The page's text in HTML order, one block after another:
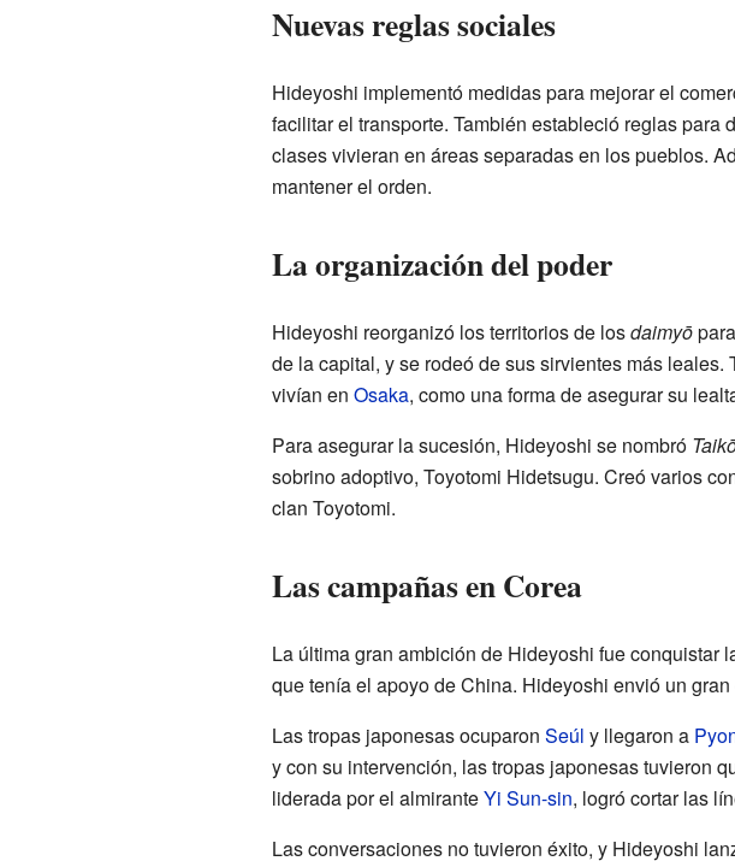
Nuevas reglas sociales
Hideyoshi implementó medidas para mejorar el
facilitar el transporte. También estableció reglas
clases vivieran en áreas separadas en los pueblos.
mantener el orden.
La organización del poder
Hideyoshi reorganizó los territorios de losdaimyō
de la capital, y se rodeó de sus sirvientes más
vivían en Osaka, como una forma de asegurar su
Para asegurar la sucesión, Hideyoshi se nombró
sobrino adoptivo, Toyotomi Hidetsugu. Creó varios
clan Toyotomi.
Las campañas en Corea
La última gran ambición de Hideyoshi fue conquistar
que tenía el apoyo de China. Hideyoshi envió un
Las tropas japonesas ocuparon Seúl y llegaron a
y con su intervención, las tropas japonesas tuvieron
liderada por el almiranteYi Sun-sin, logró cortar las
Las conversaciones no tuvieron éxito, y Hideyoshi